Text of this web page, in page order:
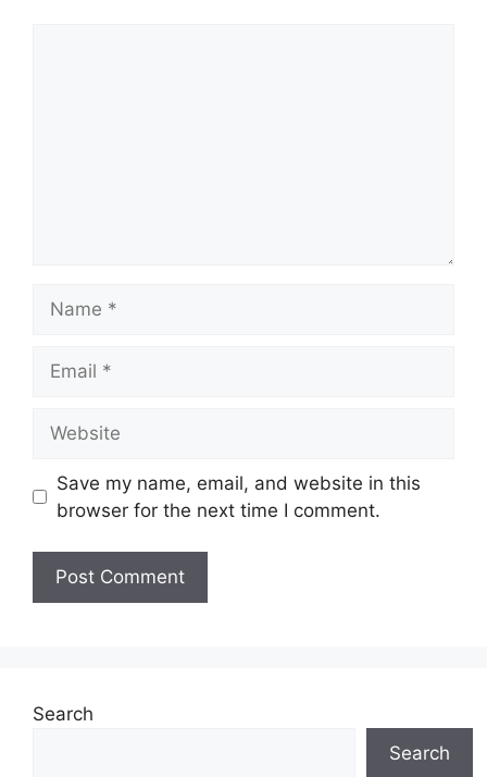
Save my name, email, and website in this
browser for the next time I comment.
Search
Search